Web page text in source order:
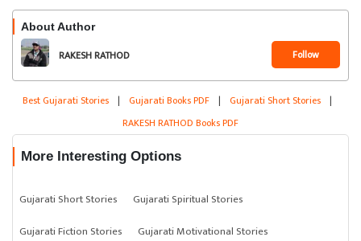
About Author
RAKESH RATHOD Follow
Best Gujarati Stories | Gujarati Books PDF | Gujarati Short Stories |
RAKESH RATHOD Books PDF
More Interesting Options
Gujarati Short Stories
Gujarati Spiritual Stories
Gujarati Fiction Stories
Gujarati Motivational Stories